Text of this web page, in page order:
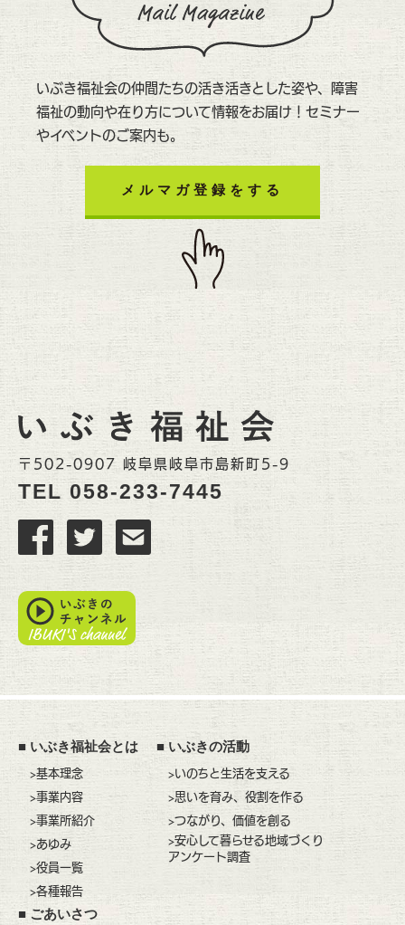
いぶき福祉会の仲間たちの活き活きとした姿や、障害
福祉の動向や在り方について情報をお届け！セミナー
やイベントのご案内も。
メルマガ登録をする
〒502-0907 岐阜県岐阜市島新町5-9
TEL 058-233-7445
■ いぶき福祉会とは
>基本理念
>事業内容
>事業所紹介
>あゆみ
>役員一覧
>各種報告
■ごあいさつ
■いぶきの活動
>いのちと生活を支える
>思いを育み、役割を作る
>つながり、価値を創る
>安心して暮らせる地域づくり
アンケート調査